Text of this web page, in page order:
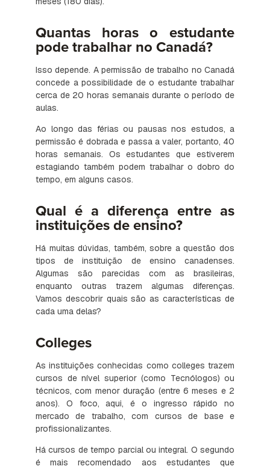
Quantas horas o estudante
pode trabalhar no Canadá?
Isso depende. A permissão de trabalho no Canadá
concede a possibilidade de o estudante trabalhar
cerca de 20 horas semanais durante o período de
aulas.
Ao longo das férias ou pausas nos estudos, a
permissão é dobrada e passa a valer, portanto, 40
horas semanais. Os estudantes que estiverem
estagiando também podem trabalhar o dobro do
tempo, em alguns casos.
Qual é a diferença entre as
instituições de ensino?
Há muitas dúvidas, também, sobre a questão dos
tipos de instituição de ensino canadenses.
Algumas são parecidas com as brasileiras,
enquanto outras trazem algumas diferenças.
Vamos descobrir quais são as características de
cada uma delas?
Colleges
As instituições conhecidas como colleges trazem
cursos de nível superior (como Tecnólogos) ou
técnicos, com menor duração (entre 6 meses e 2
anos). O foco, aqui, é o ingresso rápido no
mercado de trabalho, com cursos de base e
profissionalizantes.
Há cursos de tempo parcial ou integral. O segundo
é mais recomendado aos estudantes que